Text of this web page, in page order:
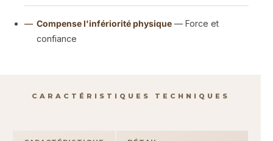
Compense l'infériorité physique — Force et
confiance
CARACTÉRISTIQUES TECHNIQUES